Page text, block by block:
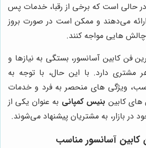
حالی است که برخی از رقبا، خدمات پس
می‌دهند و ممکن است در صورت بروز
هایی مواجه کنند.
فن کابین آسانسور، بستگی به نیازها و
دارد. با این حال، با توجه به
ویژگی های منحصر به فرد و خدمات
کابین بنیس کمپانی به عنوان یکی از
در بازار، به مشتریان پیشنهاد می‌شوند.
کابین آسانسور مناسب